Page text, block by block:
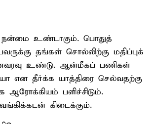
உண்டாகும். பொதுத்
தங்கள் சொல்லிற்கு மதிப்புக்
உண்டு. ஆன்மீகப் பணிகள்
கயா என தீர்க்க யாத்திரை செல்வதற்கு
ஆரோக்கியம் பளிச்சிடும்.
வங்கிக்கடன் கிடைக்கும்.